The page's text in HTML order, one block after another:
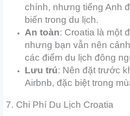
chính, nhưng tiếng Anh
biến trong du lịch.
An toàn: Croatia là một
nhưng bạn vẫn nên
các điểm du lịch đông
Lưu trú: Nên đặt trước
Airbnb, đặc biệt trong
7. Chi Phí Du Lịch Croatia